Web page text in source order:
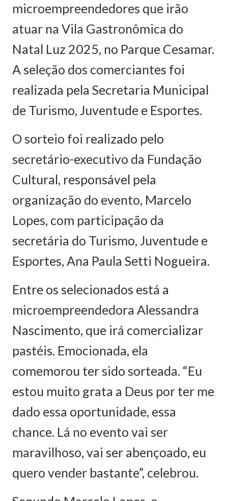
microempreendedores que irão
atuar na Vila Gastronômica do
Natal Luz 2025, no Parque Cesamar.
A seleção dos comerciantes foi
realizada pela Secretaria Municipal
de Turismo, Juventude e Esportes.
O sorteio foi realizado pelo
secretário-executivo da Fundação
Cultural, responsável pela
organização do evento, Marcelo
Lopes, com participação da
secretária do Turismo, Juventude e
Esportes, Ana Paula Setti Nogueira.
Entre os selecionados está a
microempreendedora Alessandra
Nascimento, que irá comercializar
pastéis. Emocionada, ela
comemorou ter sido sorteada. “Eu
estou muito grata a Deus por ter me
dado essa oportunidade, essa
chance. Lá no evento vai ser
maravilhoso, vai ser abençoado, eu
quero vender bastante”, celebrou.